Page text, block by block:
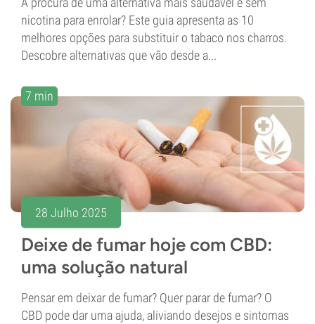
nicotina para enrolar? Este guia apresenta as 10
melhores opções para substituir o tabaco nos charros.
Descobre alternativas que vão desde a...
7 min
28 Julho 2025
Deixe de fumar hoje com CBD:
uma solução natural
Pensar em deixar de fumar? Quer parar de fumar? O
CBD pode dar uma ajuda, aliviando desejos e sintomas